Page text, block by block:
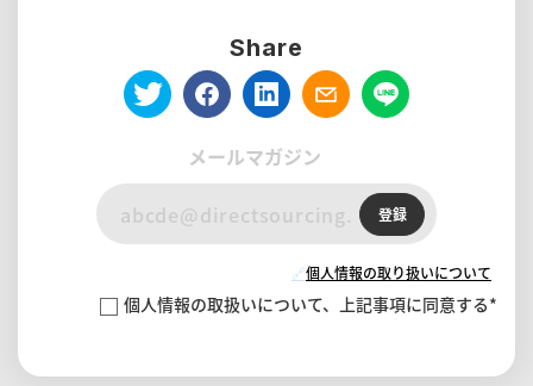
Share
メールマガジン
登録
🔗個人情報の取り扱いについて
個人情報の取扱いについて、上記事項に同意する*